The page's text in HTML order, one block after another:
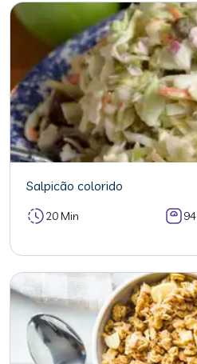
Salpicão colorido
20 Min